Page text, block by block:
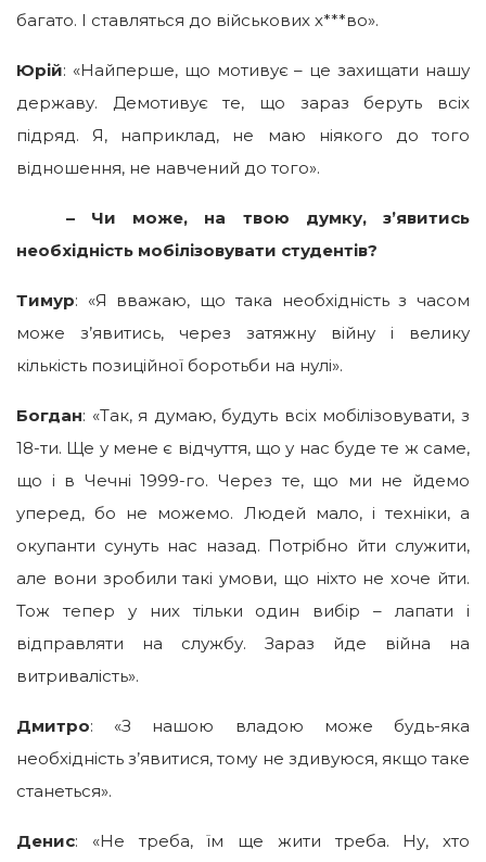
багато. І ставляться до військових х***во».
Юрій: «Найперше, що мотивує – це захищати нашу
державу. Демотивує те, що зараз беруть всіх
підряд. Я, наприклад, не маю ніякого до того
відношення, не навчений до того».
– Чи може, на твою думку, з’явитись
необхідність мобілізовувати студентів?
Тимур: «Я вважаю, що така необхідність з часом
може з’явитись, через затяжну війну і велику
кількість позиційної боротьби на нулі».
Богдан: «Так, я думаю, будуть всіх мобілізовувати, з
18-ти. Ще у мене є відчуття, що у нас буде те ж саме,
що і в Чечні 1999-го. Через те, що ми не йдемо
уперед, бо не можемо. Людей мало, і техніки, а
окупанти сунуть нас назад. Потрібно йти служити,
але вони зробили такі умови, що ніхто не хоче йти.
Тож тепер у них тільки один вибір – лапати і
відправляти на службу. Зараз йде війна на
витривалість».
Дмитро: «З нашою владою може будь-яка
необхідність з’явитися, тому не здивуюся, якщо таке
станеться».
Денис: «Не треба, їм ще жити треба. Ну, хто